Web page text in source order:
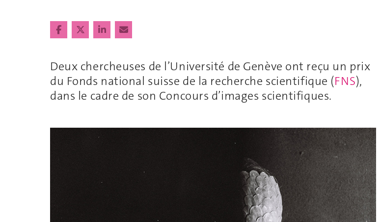
Deux chercheuses de l’Université de Genève ont reçu un prix
du Fonds national suisse de la recherche scientifique (FNS),
dans le cadre de son Concours d’images scientifiques.